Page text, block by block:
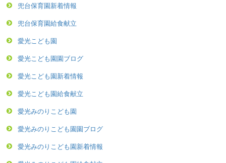
兜台保育園新着情報
兜台保育園給食献立
愛光こども園
愛光こども園園ブログ
愛光こども園新着情報
愛光こども園給食献立
愛光みのりこども園
愛光みのりこども園園ブログ
愛光みのりこども園新着情報